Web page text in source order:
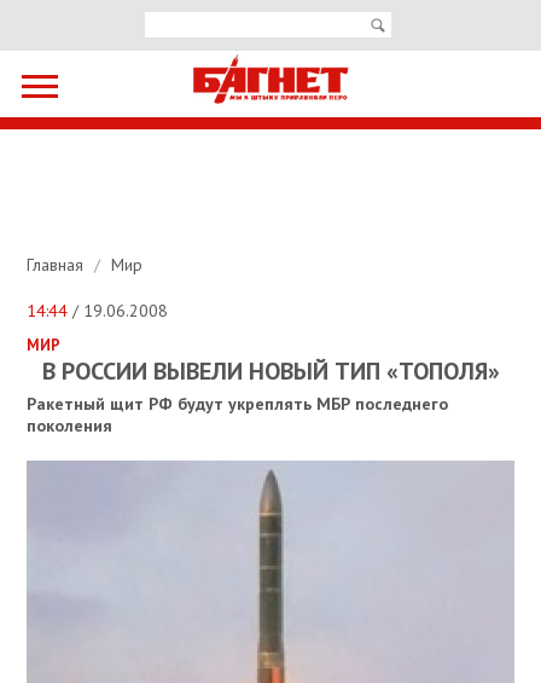
Главная / Мир
14:44 / 19.06.2008
МИР
В РОССИИ ВЫВЕЛИ НОВЫЙ ТИП «ТОПОЛЯ»
Ракетный щит РФ будут укреплять МБР последнего
поколения